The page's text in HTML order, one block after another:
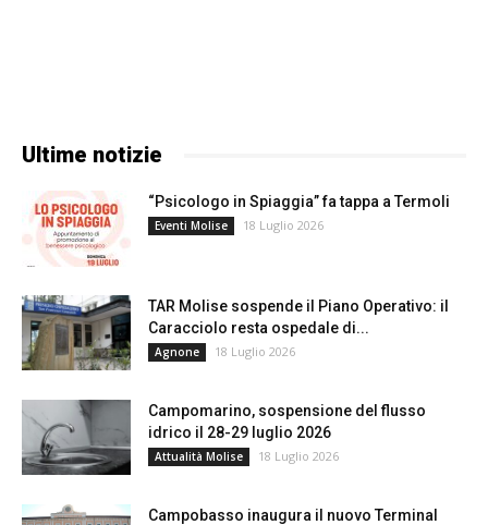
Ultime notizie
“Psicologo in Spiaggia” fa tappa a Termoli
Eventi Molise 18 Luglio 2026
TAR Molise sospende il Piano Operativo: il
Caracciolo resta ospedale di...
Agnone 18 Luglio 2026
Campomarino, sospensione del flusso
idrico il 28-29 luglio 2026
Attualità Molise 18 Luglio 2026
Campobasso inaugura il nuovo Terminal